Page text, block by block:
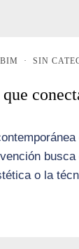
BIM · SIN
o la